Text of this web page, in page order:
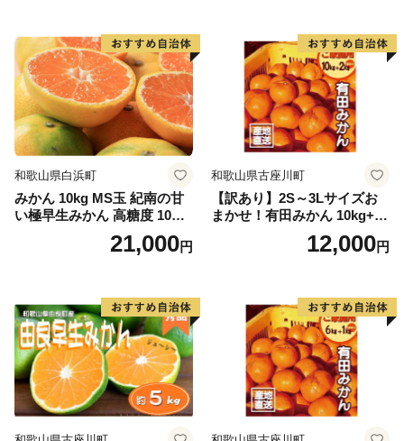
和歌山県白浜町
みかん 10kg MS玉 紀南の甘
い極早生みかん 高糖度 10月
以降発送 マルチ被覆栽培
21,000円
和歌山県古座川町
【訳あり】2S～3Lサイズお
まかせ！有田みかん 10kg+2k
g保証分 11月から12月下旬ま
でに順次発送致します。 / 訳
ん 和歌山 ご家庭用
12,000円